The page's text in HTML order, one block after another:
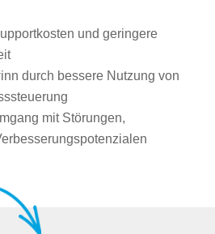
und geringere
durch bessere Nutzung von
mit Störungen,